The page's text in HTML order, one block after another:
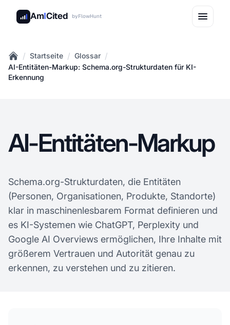
AmICited byFlowHunt
Home
/ Startseite / Glossar /
AI-Entitäten-Markup: Schema.org-Strukturdaten für KI-
Erkennung
AI-Entitäten-Markup
Schema.org-Strukturdaten, die Entitäten
(Personen, Organisationen, Produkte, Standorte)
klar in maschinenlesbarem Format definieren und
es KI-Systemen wie ChatGPT, Perplexity und
Google AI Overviews ermöglichen, Ihre Inhalte mit
größerem Vertrauen und Autorität genau zu
erkennen, zu verstehen und zu zitieren.